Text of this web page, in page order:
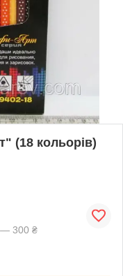
(18 кольорів)
— 300 ₴